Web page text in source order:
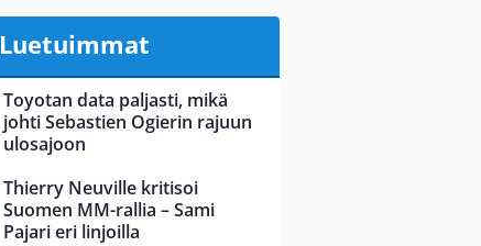
Luetuimmat
Toyotan data paljasti, mikä
johti Sebastien Ogierin rajuun
ulosajoon
Thierry Neuville kritisoi
Suomen MM-rallia – Sami
Pajari eri linjoilla